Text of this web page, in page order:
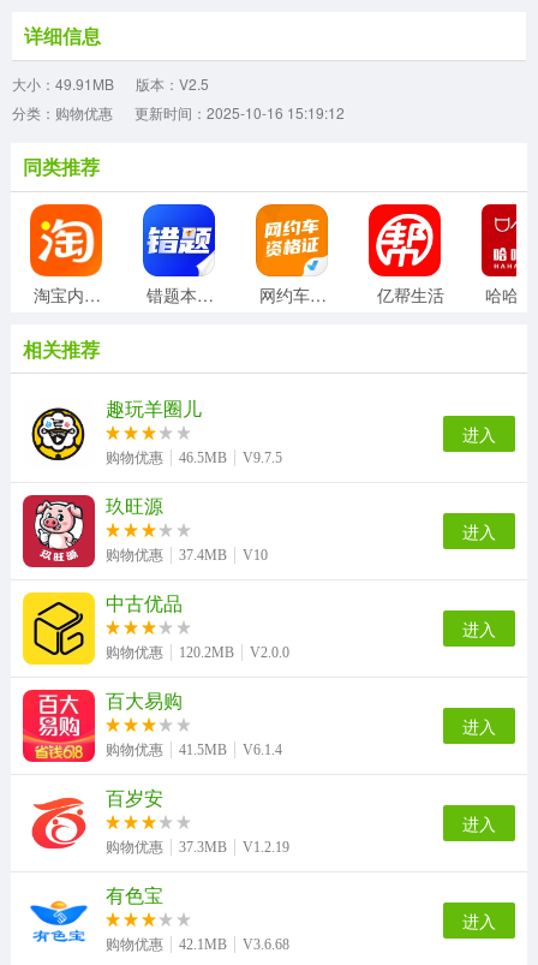
详细信息
大小：49.91MB
版本：V2.5
分类：购物优惠
更新时间：2025-10-16 15:19:12
同类推荐
淘宝内部版 错题本天天记 网约车司机考试聚题库 亿帮生活
相关推荐
趣玩羊圈儿
购物优惠 46.5MB V9.7.5
进入
玖旺源
购物优惠 37.4MB V10
进入
中古优品
购物优惠 120.2MB V2.0.0
进入
百大易购
购物优惠 41.5MB V6.1.4
进入
百岁安
购物优惠 37.3MB V1.2.19
进入
有色宝
购物优惠 42.1MB V3.6.68
进入